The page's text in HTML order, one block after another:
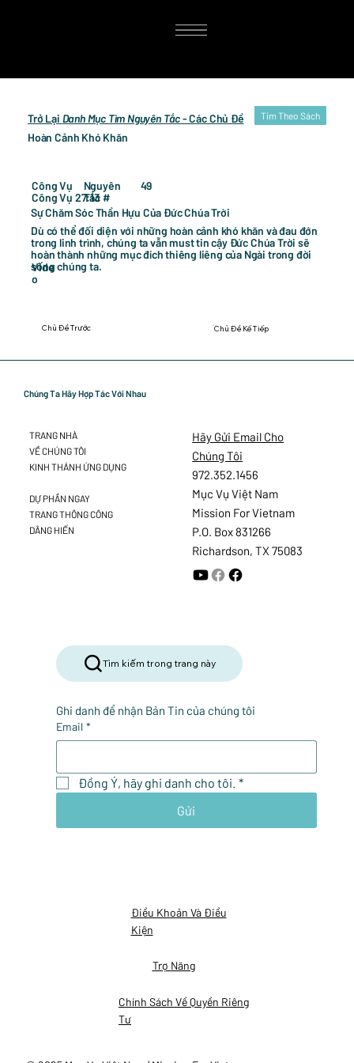
Chủ Đề Trước Chủ Đề Kế Tiếp
Tim Theo Sách
Trở Lại Danh Mục Tìm Nguyên Tắc- Các Chủ Đề
Hoàn Cảnh Khó Khăn
Công Vụ
Sự Chăm Sóc Thần Hựu Của Đức Chúa Trời
Công Vụ 27:13
Nguyên
Tắc #
49
Dù có thể đối diện với những hoàn cảnh khó khăn và đau đớn
trong linh trình, chúng ta vẫn must tin cậy Đức Chúa Trời sẽ
hoàn thành những mục đích thiêng liêng của Ngài trong đời
sống chúng ta.
Vide
o
Chúng Ta Hãy Hợp Tác Với Nhau
Điều Khoản Và Điều
Kiện
Trợ Năng
Chính Sách Về Quyền Riêng
Tư
Tìm kiếm trong trang này
Ghi danh để nhận Bản Tin của chúng tôi
Email *
Đồng Ý, hãy ghi danh cho tôi. *
Gửi
Hãy Gửi Email Cho
Chúng Tôi
972.352.1456
Mục Vụ Việt Nam
Mission For Vietnam
P.O. Box 831266
Richardson, TX 75083
TRANG NHÀ
VỀ CHÚNG TÔI
KINH THÁNH ỨNG DỤNG
DỰ PHẦN NGAY
TRANG THÔNG CÔNG
DÂNG HIẾN